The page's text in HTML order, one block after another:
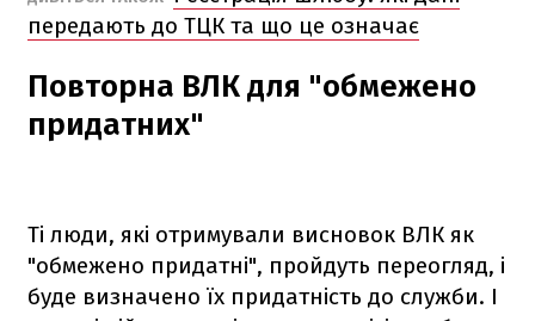
передають до ТЦК та що це означає
Повторна ВЛК для "обмежено
придатних"
Ті люди, які отримували висновок ВЛК як
"обмежено придатні", пройдуть переогляд, і
буде визначено їх придатність до служби. І